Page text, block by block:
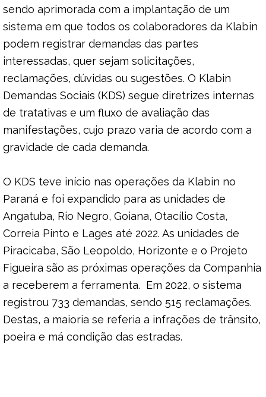
sendo aprimorada com a implantação de um
sistema em que todos os colaboradores da Klabin
podem registrar demandas das partes
interessadas, quer sejam solicitações,
reclamações, dúvidas ou sugestões. O Klabin
Demandas Sociais (KDS) segue diretrizes internas
de tratativas e um fluxo de avaliação das
manifestações, cujo prazo varia de acordo com a
gravidade de cada demanda.
O KDS teve início nas operações da Klabin no
Paraná e foi expandido para as unidades de
Angatuba, Rio Negro, Goiana, Otacílio Costa,
Correia Pinto e Lages até 2022. As unidades de
Piracicaba, São Leopoldo, Horizonte e o Projeto
Figueira são as próximas operações da Companhia
a receberem a ferramenta. Em 2022, o sistema
registrou 733 demandas, sendo 515 reclamações.
Destas, a maioria se referia a infrações de trânsito,
poeira e má condição das estradas.